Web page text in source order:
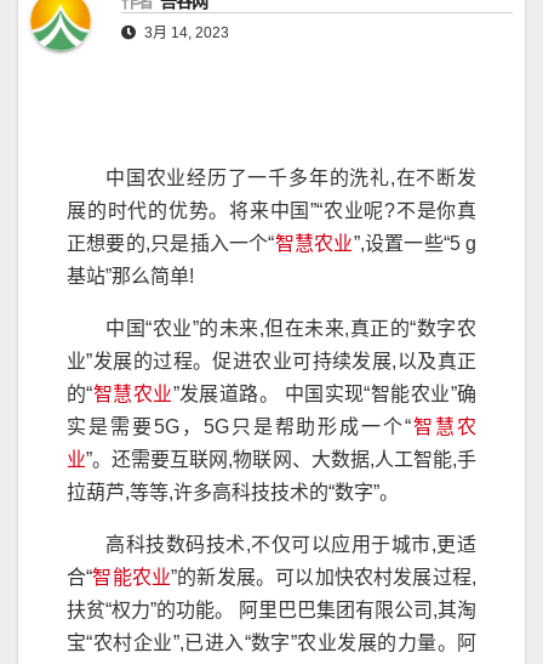
3月 14, 2023
中国农业经历了一千多年的洗礼,在不断发
展的时代的优势。将来中国”“农业呢?不是你真
正想要的,只是插入一个“智慧农业”,设置一些“5 g
基站”那么简单!
中国“农业”的未来,但在未来,真正的“数字农
业”发展的过程。促进农业可持续发展,以及真正
的“智慧农业”发展道路。 中国实现“智能农业”确
实是需要5G，5G只是帮助形成一个“智慧农
业”。还需要互联网,物联网、大数据,人工智能,手
拉葫芦,等等,许多高科技技术的“数字”。
高科技数码技术,不仅可以应用于城市,更适
合“智能农业”的新发展。可以加快农村发展过程,
扶贫“权力”的功能。 阿里巴巴集团有限公司,其淘
宝“农村企业”,已进入“数字”农业发展的力量。阿